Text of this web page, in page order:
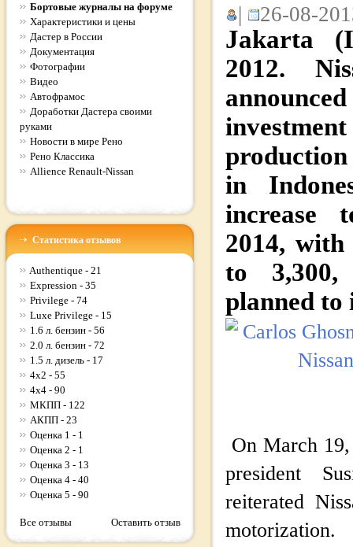
Бортовые журналы на форуме
Характеристики и цены
Дастер в России
Документация
Фотографии
Видео
Автофрамос
Доработки Дастера своими
руками
Новости в мире Рено
Рено Классика
Allience Renault-Nissan
Статистика отзывов
Authentique - 21
Expression - 35
Privilege - 74
Luxe Privilege - 15
1.6 л. бензин - 56
2.0 л. бензин - 72
1.5 л. дизель - 17
4x2 - 55
4x4 - 90
МКПП - 122
АКПП - 23
Оценка 1 - 1
Оценка 2 - 1
Оценка 3 - 13
Оценка 4 - 40
Оценка 5 - 90
Все отзывы Оставить отзыв
| 26-08-
Jakarta
2012.
in
increase
2014,
to
planned to
On March
president
reiterated
motorization.